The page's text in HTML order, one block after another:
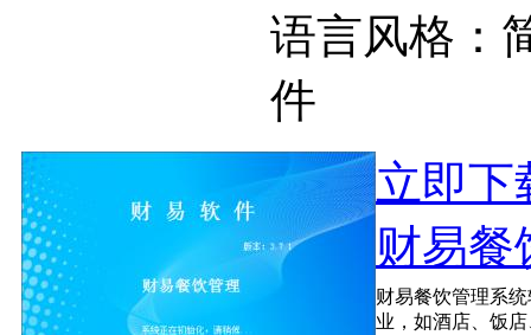
语言风格
件
立即下
财易餐
财易餐饮管理系
业，如酒店、饭